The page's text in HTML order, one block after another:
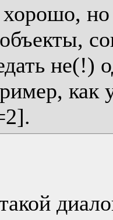
но
не(!)
как